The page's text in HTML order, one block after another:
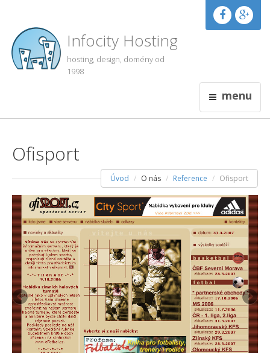
Infocity Hosting
hosting, design, domény od
1998
menu
Ofisport
Úvod O nás Reference Ofisport